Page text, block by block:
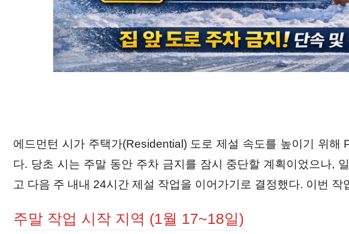
에드먼턴 시가 주택가(Residential) 도로 제설 속도를 높이기 위
다. 당초 시는 주말 동안 주차 금지를 잠시 중단할 계획이었으나,
고 다음 주 내내 24시간 제설 작업을 이어가기로 결정했다. 이번
주말 작업 시작 지역 (1월 17~18일)